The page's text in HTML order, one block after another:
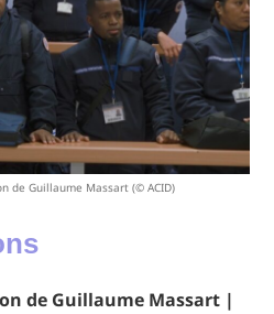
de Guillaume Massart (© ACID)
de Guillaume Massart |